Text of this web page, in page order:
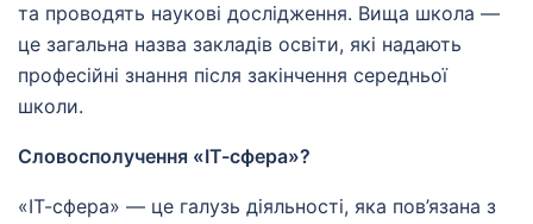
та проводять наукові дослідження. Вища школа —
це загальна назва закладів освіти, які надають
професійні знання після закінчення середньої
школи.
Словосполучення «ІТ-сфера»?
«ІТ-сфера» — це галузь діяльності, яка пов’язана з